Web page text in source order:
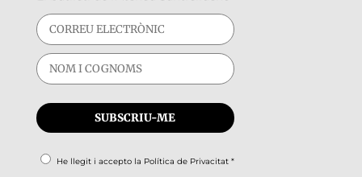
He llegit i accepto la Política de Privacitat*